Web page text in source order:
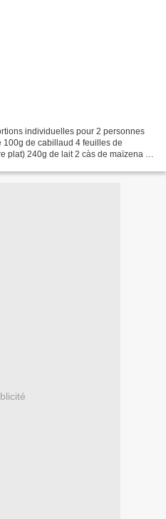
individuelles pour 2 personnes
de cabillaud 4 feuilles de
plat) 240g de lait 2 càs de maïzena 1